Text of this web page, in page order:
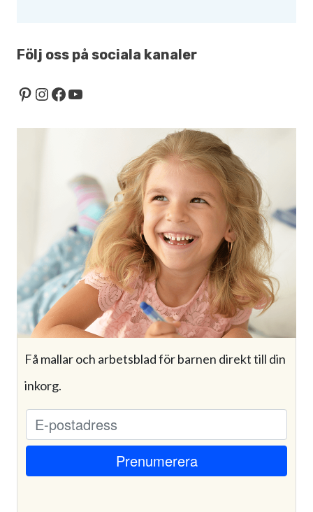
Följ oss på sociala kanaler
Pinterest
Instagram
Facebook
YouTube
Få mallar och arbetsblad för barnen direkt till din
inkorg.